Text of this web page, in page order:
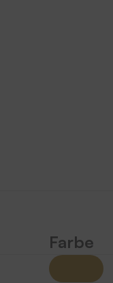
Farbe